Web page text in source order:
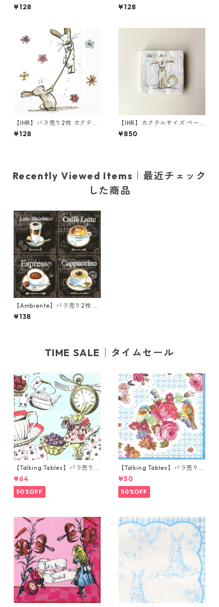
イズ ペーパーナプキン HONE
Y BEAR ホワイト Anita Jera
¥128
イズ ペーパーナプキン SNOW
FRIENDS ホワイト Anita Jer
¥128
【IHR】バラ売り2枚 カクテル
サイズ ペーパーナプキン BUN
NIES WITH BALLOON ホワイ
¥128
【IHR】カクテルサイズ ペー
パーナプキン EMOTION DOG
S ホワイト Anita Jeram 20枚
¥850
Recently Viewed Items｜最近チェック
した商品
【Ambiente】バラ売り2枚 ラ
ンチサイズ ペーパーナプキン
Types Of Coffee ブラック
¥138
TIME SALE｜タイムセール
【Talking Tables】バラ売り1
枚 カクテルサイズ ペーパーナ
プキン Alice in Wonderland
ブルー
¥64
50%OFF
【Talking Tables】バラ売り1
枚 ポケットサイズ ペーパーナ
プキン TRULY ブルー
¥50
50%OFF